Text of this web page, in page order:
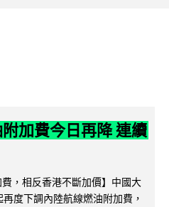
加費今日再降 連續
費，相反香港不斷加價】中國大
度下調內陸航線燃油附加費，